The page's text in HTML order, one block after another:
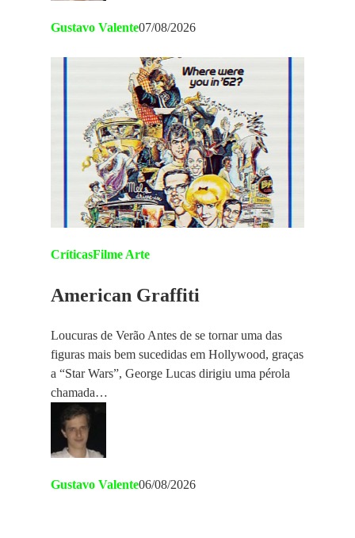
Gustavo Valente07/08/2026
CríticasFilme Arte
American Graffiti
Loucuras de Verão Antes de se tornar uma das
figuras mais bem sucedidas em Hollywood, graças
a “Star Wars”, George Lucas dirigiu uma pérola
chamada…
Gustavo Valente06/08/2026